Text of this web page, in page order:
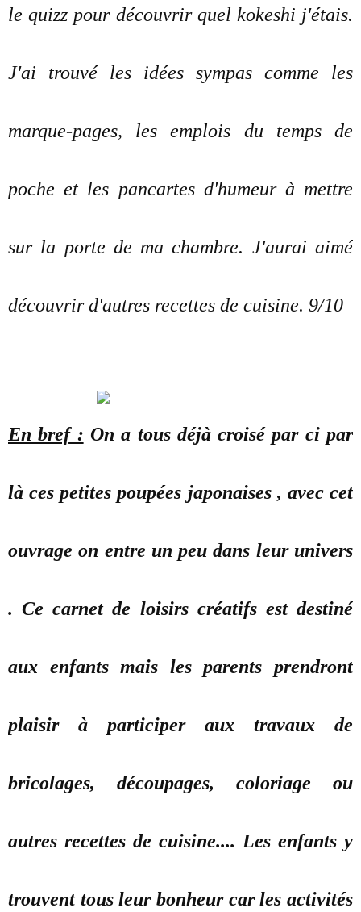
le quizz pour découvrir quel kokeshi j'étais.
J'ai trouvé les idées sympas comme les
marque-pages, les emplois du temps de
poche et les pancartes d'humeur à mettre
sur la porte de ma chambre. J'aurai aimé
découvrir d'autres recettes de cuisine. 9/10
En bref : On a tous déjà croisé par ci par
là ces petites poupées japonaises , avec cet
ouvrage on entre un peu dans leur univers
. Ce carnet de loisirs créatifs est destiné
aux enfants mais les parents prendront
plaisir à participer aux travaux de
bricolages, découpages, coloriage ou
autres recettes de cuisine.... Les enfants y
trouvent tous leur bonheur car les activités